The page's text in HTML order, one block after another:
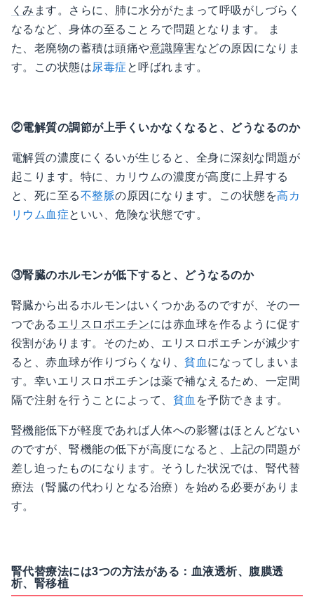
くみ ます。さらに、肺に水分がたまって呼吸がしづらく
なるなど、身体の至ることろで問題となります。 ま
た、老廃物の蓄積は頭痛や意識障害などの原因になりま
す。この状態は尿毒症 と呼ばれます。
②電解質の調節が上手くいかなくなると、どうなるのか
電解質の濃度にくるいが生じると、全身に深刻な問題が
起こります。特に、カリウムの濃度が高度に上昇する
と、死に至る不整脈の原因になります。この状態を高カ
リウム血症といい、危険な状態です。
③腎臓のホルモンが低下すると、どうなるのか
腎臓から出るホルモンはいくつかあるのですが、その一
つである エリスロポエチンには赤血球を作るように促す
役割があります。そのため、エリスロポエチンが減少す
ると、赤血球が作りづらくなり、貧血 になってしまいま
す。幸いエリスロポエチンは薬で補なえるため、一定間
隔で注射を行うことによって、 貧血 を予防できます。
腎機能低下が軽度であれば人体への影響はほとんどない
のですが、腎機能の低下が高度になると、上記の問題が
差し迫ったものになります。そうした状況では、腎代替
療法（腎臓の代わりとなる治療）を始める必要がありま
す。
腎代替療法には3つの方法がある：血液透析、腹膜透
析、腎移植